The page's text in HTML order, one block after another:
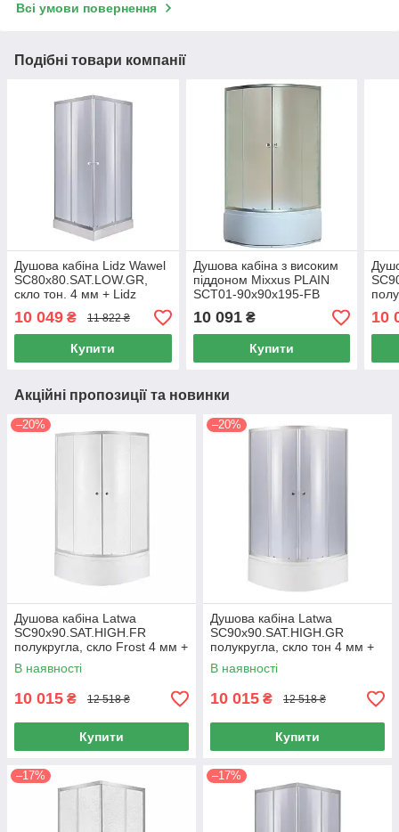
Всі умови повернення
Подібні товари компанії
Душова кабіна Lidz Wawel
SC80x80.SAT.LOW.GR,
скло тон. 4 мм + Lidz
Душовий піддон KAPIELKA
ST80x80х14
10 049 ₴ 11 822 ₴
Купити
Душова кабіна з високим
піддоном Mixxus PLAIN
SCT01-90x90x195-FB
SATIN матове скло 4мм
10 091₴
Купити
мм
10
Акційні пропозиції та новинки
–20%
Душова кабіна Latwa
SC90x90.SAT.HIGH.FR
полукругла, скло Frost 4 мм +
Душовий піддон KAPIELKA
ST90x90x41, з панеллю Lidz
В наявності
10 015 ₴ 12 518 ₴
Купити
–20%
Душова кабіна Latwa
SC90x90.SAT.HIGH.GR
полукругла, скло тон 4 мм +
Душовий піддон KAPIELKA
ST90x90x41, з панеллю Lidz
В наявності
10 015 ₴ 12 518 ₴
Купити
–17% –17%